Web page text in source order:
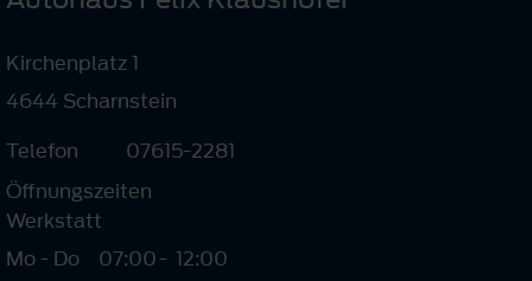
Kirchenplatz 1
4644 Scharnstein
Telefon
07615-2281
Öffnungszeiten
Werkstatt
Mo - Do
07:00- 12:00